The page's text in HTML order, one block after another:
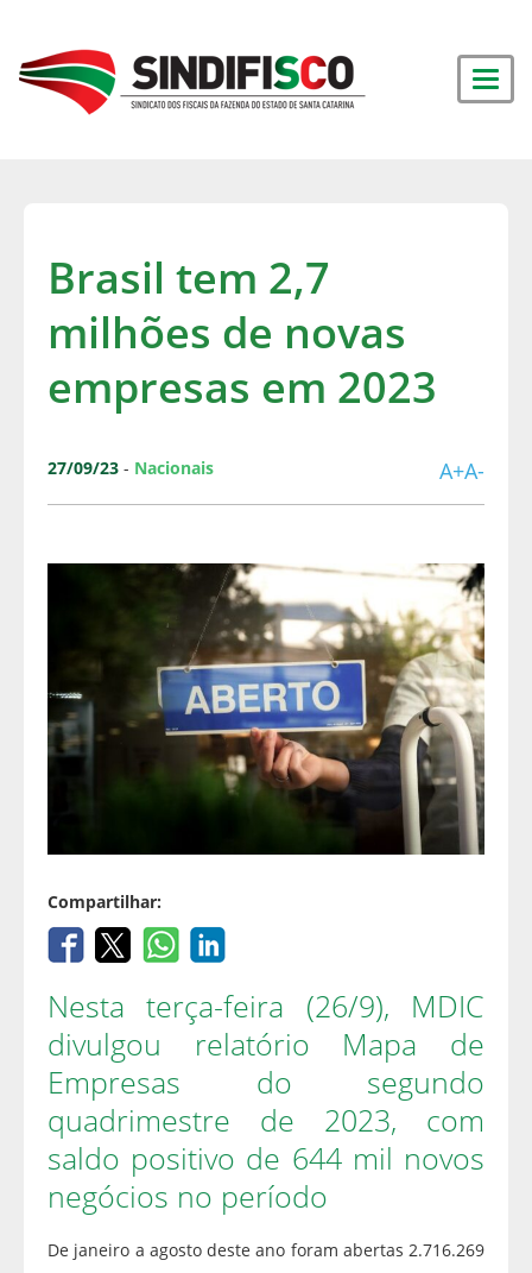
Brasil tem 2,7
milhões de novas
empresas em 2023
27/09/23 - Nacionais A+A-
Compartilhar:
Nesta terça-feira (26/9), MDIC
divulgou relatório Mapa de
Empresas do segundo
quadrimestre de 2023, com
saldo positivo de 644 mil novos
negócios no período
De janeiro a agosto deste ano foram abertas 2.716.269